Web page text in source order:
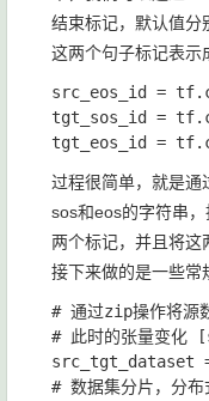
结束标记，默认值分
这两个句子标记表示
src_eos_id = tf.
tgt_sos_id = tf.
tgt_eos_id = tf.
过程很简单，就是通
sos和eos的字符串
两个标记，并且将这
接下来做的是一些常
src_tgt_dataset